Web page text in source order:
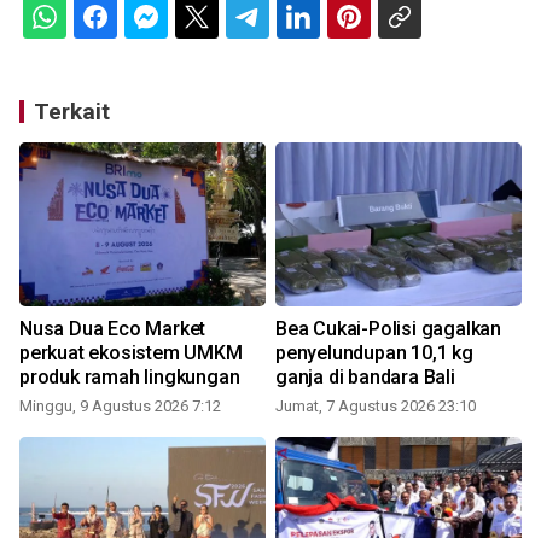
Terkait
Nusa Dua Eco Market
perkuat ekosistem UMKM
produk ramah lingkungan
Minggu, 9 Agustus 2026 7:12
Bea Cukai-Polisi gagalkan
penyelundupan 10,1 kg
ganja di bandara Bali
Jumat, 7 Agustus 2026 23:10